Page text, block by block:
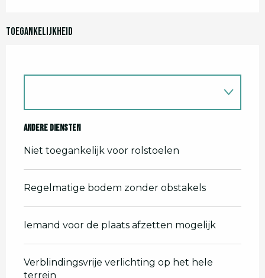
Toegankelijkheid
Andere diensten
Niet toegankelijk voor rolstoelen
Regelmatige bodem zonder obstakels
Iemand voor de plaats afzetten mogelijk
Verblindingsvrije verlichting op het hele
terrein